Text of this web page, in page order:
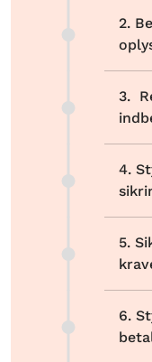
2.
3.
4.
5.
6.